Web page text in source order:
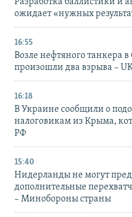
ожидает «нужных
16:55
Возле нефтяного танкера
произошли два взрыва –
16:18
В Украине сообщили о
налоговикам из Крыма,
РФ
15:40
Нидерланды не могут
дополнительные
– Минобороны страны